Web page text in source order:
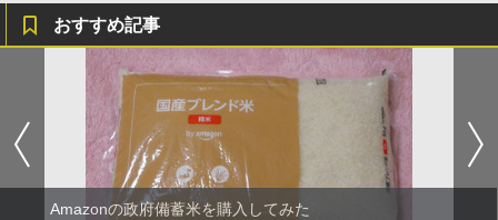
おすすめ記事
Amazonの政府備蓄米を購入してみた